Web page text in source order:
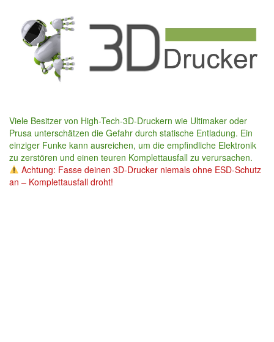
content
Viele Besitzer von High-Tech-3D-Druckern wie Ultimaker oder
Prusa unterschätzen die Gefahr durch statische Entladung. Ein
einziger Funke kann ausreichen, um die empfindliche Elektronik
zu zerstören und einen teuren Komplettausfall zu verursachen.
Achtung: Fasse deinen 3D-Drucker niemals ohne ESD-Schutz
an – Komplettausfall droht!